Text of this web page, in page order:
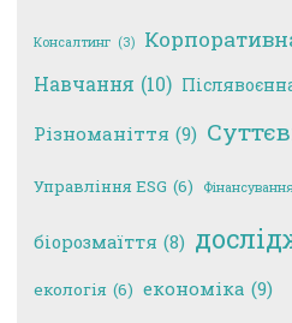
Консалтинг (3)
Навчання (10)
Різноманіття (9)
Управління ESG (6)
біорозмаїття (8)
екологія (6) економіка (9)